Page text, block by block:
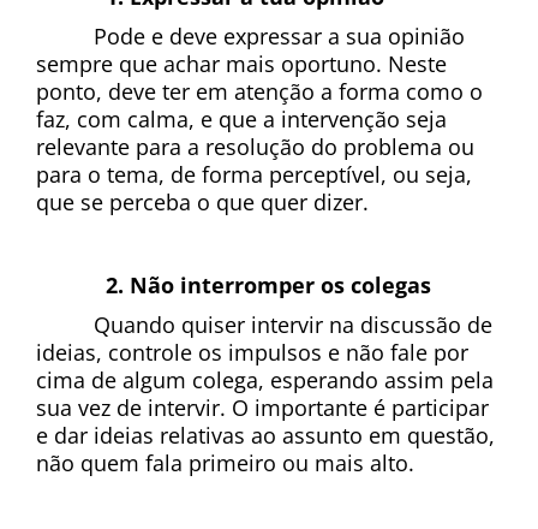
Pode e deve expressar a sua opinião
sempre que achar mais oportuno. Neste
ponto, deve ter em atenção a forma como o
faz, com calma, e que a intervenção seja
relevante para a resolução do problema ou
para o tema, de forma perceptível, ou seja,
que se perceba o que quer dizer.
Não interromper os colegas
Quando quiser intervir na discussão de
ideias, controle os impulsos e não fale por
cima de algum colega, esperando assim pela
sua vez de intervir. O importante é participar
e dar ideias relativas ao assunto em questão,
não quem fala primeiro ou mais alto.